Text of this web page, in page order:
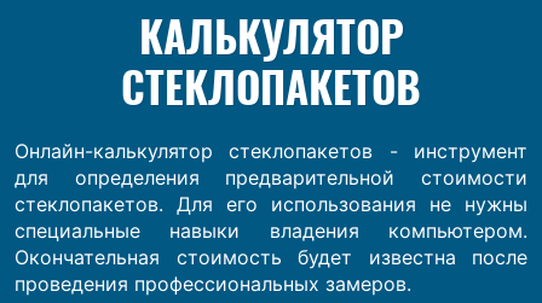
КАЛЬКУЛЯТОР
СТЕКЛОПАКЕТОВ
Онлайн-калькулятор стеклопакетов - инструмент
для определения предварительной стоимости
стеклопакетов. Для его использования не нужны
специальные навыки владения компьютером.
Окончательная стоимость будет известна после
проведения профессиональных замеров.